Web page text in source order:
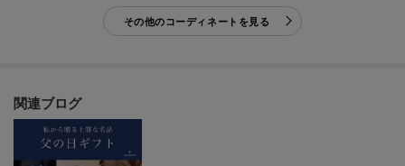
その他のコーディネートを見る
関連ブログ